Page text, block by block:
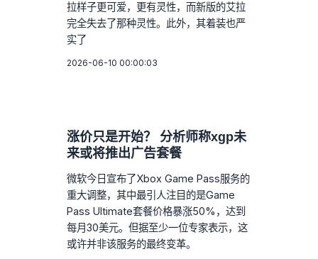
拉样子更可爱，更有灵性，而新版的艾拉
完全失去了那种灵性。此外，其着装也严
实了
2026-06-10 00:00:03
涨价只是开始？ 分析师称xgp未
来或将推出广告套餐
微软今日宣布了Xbox Game Pass服务的
重大调整，其中最引人注目的是Game
Pass Ultimate套餐价格暴涨50%，达到
每月30美元。但据至少一位专家表示，这
或许并非该服务的最终变革。